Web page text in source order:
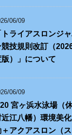
06/09
トライアスロンジ
競技規則改訂（
版）」について
06/09
宮ヶ浜水泳場（
近江八幡）環境美
＋アクアスロン（ス